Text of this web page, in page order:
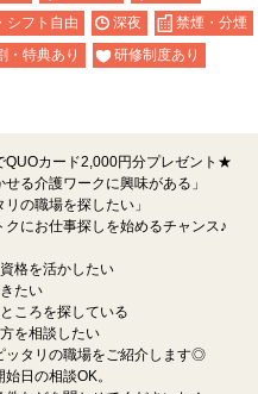
シフト自由 深夜
禁煙・分煙
・特典あり
研修制度あり
カード2,000円分プレゼント★
せる介護ワークに興味がある」
リの職場を探したい」
クにお仕事探しを始めるチャンス♪
格を活かしたい
たい
ころを探している
を相談したい
ッタリの職場をご紹介します◎
日の相談OK。